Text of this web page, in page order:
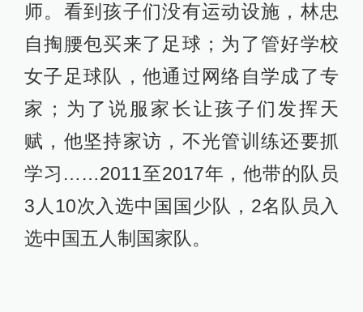
师。看到孩子们没有运动设施，林忠
自掏腰包买来了足球；为了管好学校
女子足球队，他通过网络自学成了专
家；为了说服家长让孩子们发挥天
赋，他坚持家访，不光管训练还要抓
学习……2011至2017年，他带的队员
3人10次入选中国国少队，2名队员入
选中国五人制国家队。